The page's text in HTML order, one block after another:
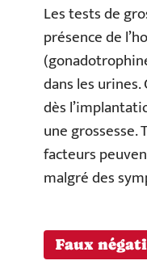
Les tests de
présence de
dans les
dès
une grossesse.
facteurs
malgré des
Faux